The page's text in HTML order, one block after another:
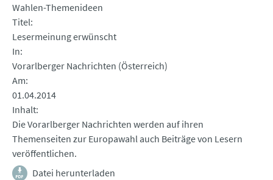
Wahlen-Themenideen
Titel
Lesermeinung erwünscht
In
Vorarlberger Nachrichten (Österreich)
Am
01.04.2014
Inhalt
Die Vorarlberger Nachrichten werden auf ihren
Themenseiten zur Europawahl auch Beiträge von Lesern
veröffentlichen.
Datei herunterladen